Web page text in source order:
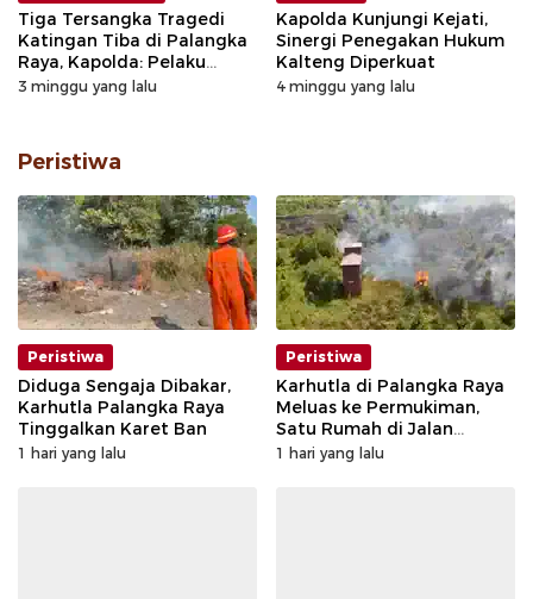
Tiga Tersangka Tragedi
Katingan Tiba di Palangka
Raya, Kapolda: Pelaku
Utama Sudah Ditangkap
3 minggu yang lalu
Kapolda Kunjungi Kejati,
Sinergi Penegakan Hukum
Kalteng Diperkuat
4 minggu yang lalu
Peristiwa
Peristiwa
Diduga Sengaja Dibakar,
Karhutla Palangka Raya
Tinggalkan Karet Ban
1 hari yang lalu
Peristiwa
Karhutla di Palangka Raya
Meluas ke Permukiman,
Satu Rumah di Jalan
Kalibata Hangus Terbakar
1 hari yang lalu